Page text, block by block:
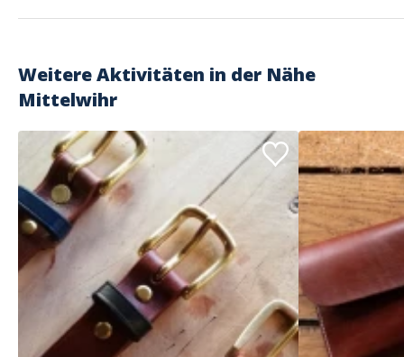
Weitere Aktivitäten in der Nähe
Mittelwihr